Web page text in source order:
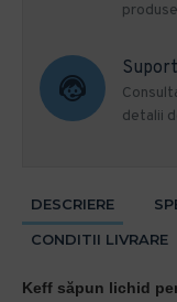
detalii
DESCRIERE
CONDITII LIVRARE
Keff săpun lichid